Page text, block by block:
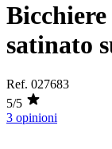
satinato
Ref. 027683
5/5
3 opinioni